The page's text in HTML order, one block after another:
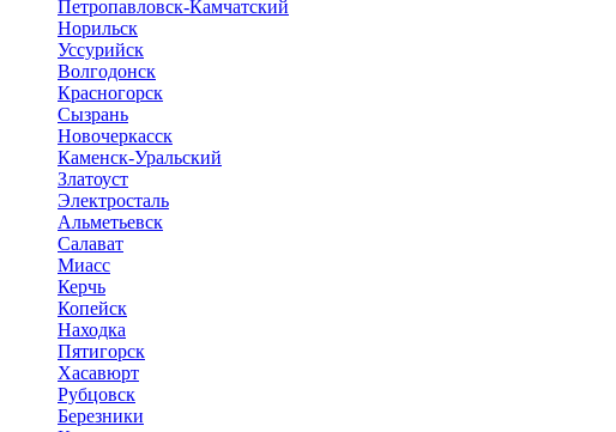
Петропавловск-Камчатский
Норильск
Уссурийск
Волгодонск
Красногорск
Сызрань
Новочеркасск
Каменск-Уральский
Златоуст
Электросталь
Альметьевск
Салават
Миасс
Керчь
Копейск
Находка
Пятигорск
Хасавюрт
Рубцовск
Березники